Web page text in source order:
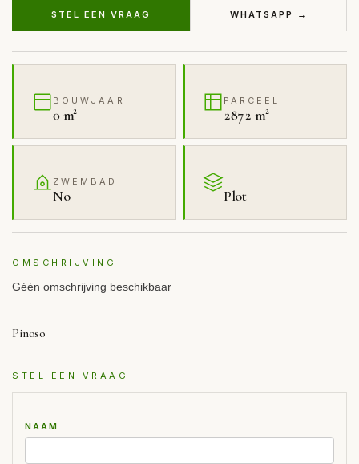
STEL EEN VRAAG WHATSAPP →
BOUWJAAR
0 m²
PARCEEL
2872 m²
ZWEMBAD
No Plot
OMSCHRIJVING
Géén omschrijving beschikbaar
Pinoso
STEL EEN VRAAG
NAAM